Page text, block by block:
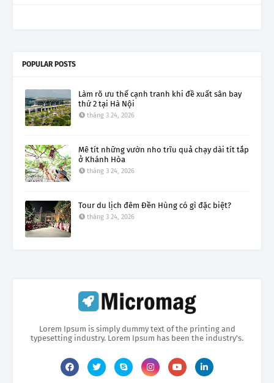
POPULAR POSTS
Làm rõ ưu thế cạnh tranh khi đề xuất sân bay
thứ 2 tại Hà Nội
tháng 3 24, 2026
Mê tít những vườn nho trĩu quả chạy dài tít tắp
ở Khánh Hòa
tháng 3 24, 2026
Tour du lịch đêm Đền Hùng có gì đặc biệt?
tháng 3 24, 2026
Lorem Ipsum is simply dummy text of the printing and
typesetting industry. Lorem Ipsum has been the industry's.